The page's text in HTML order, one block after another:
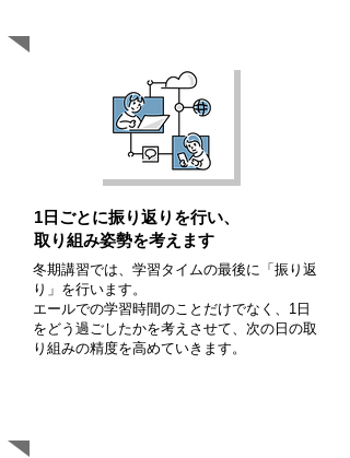
1日ごとに振り返りを行い、
取り組み姿勢を考えます
冬期講習では、学習タイムの最後に「振り返
り」を行います。
​エールでの学習時間のことだけでなく、1日
をどう過ごしたかを考えさせて、次の日の取
り組みの精度を高めていきます。